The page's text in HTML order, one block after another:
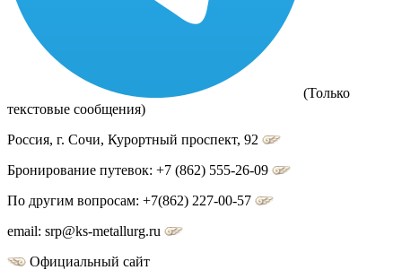
(Только
текстовые сообщения)
Россия, г. Сочи, Курортный проспект, 92
Бронирование путевок: +7 (862) 555-26-09
По другим вопросам: +7(862) 227-00-57
email: srp@ks-metallurg.ru
Официальный сайт